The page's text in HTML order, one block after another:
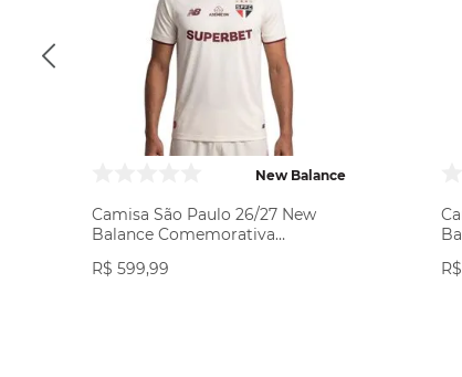
New Balance
Camisa São Paulo 26/27 New
Balance Comemorativa
R$ 599,99 R$